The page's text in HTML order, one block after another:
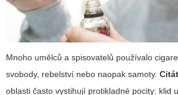
Mnoho umělců a spisovatelů používalo
svobody, rebelství nebo naopak samoty.
oblasti často vystihují protikladné pocity: klid